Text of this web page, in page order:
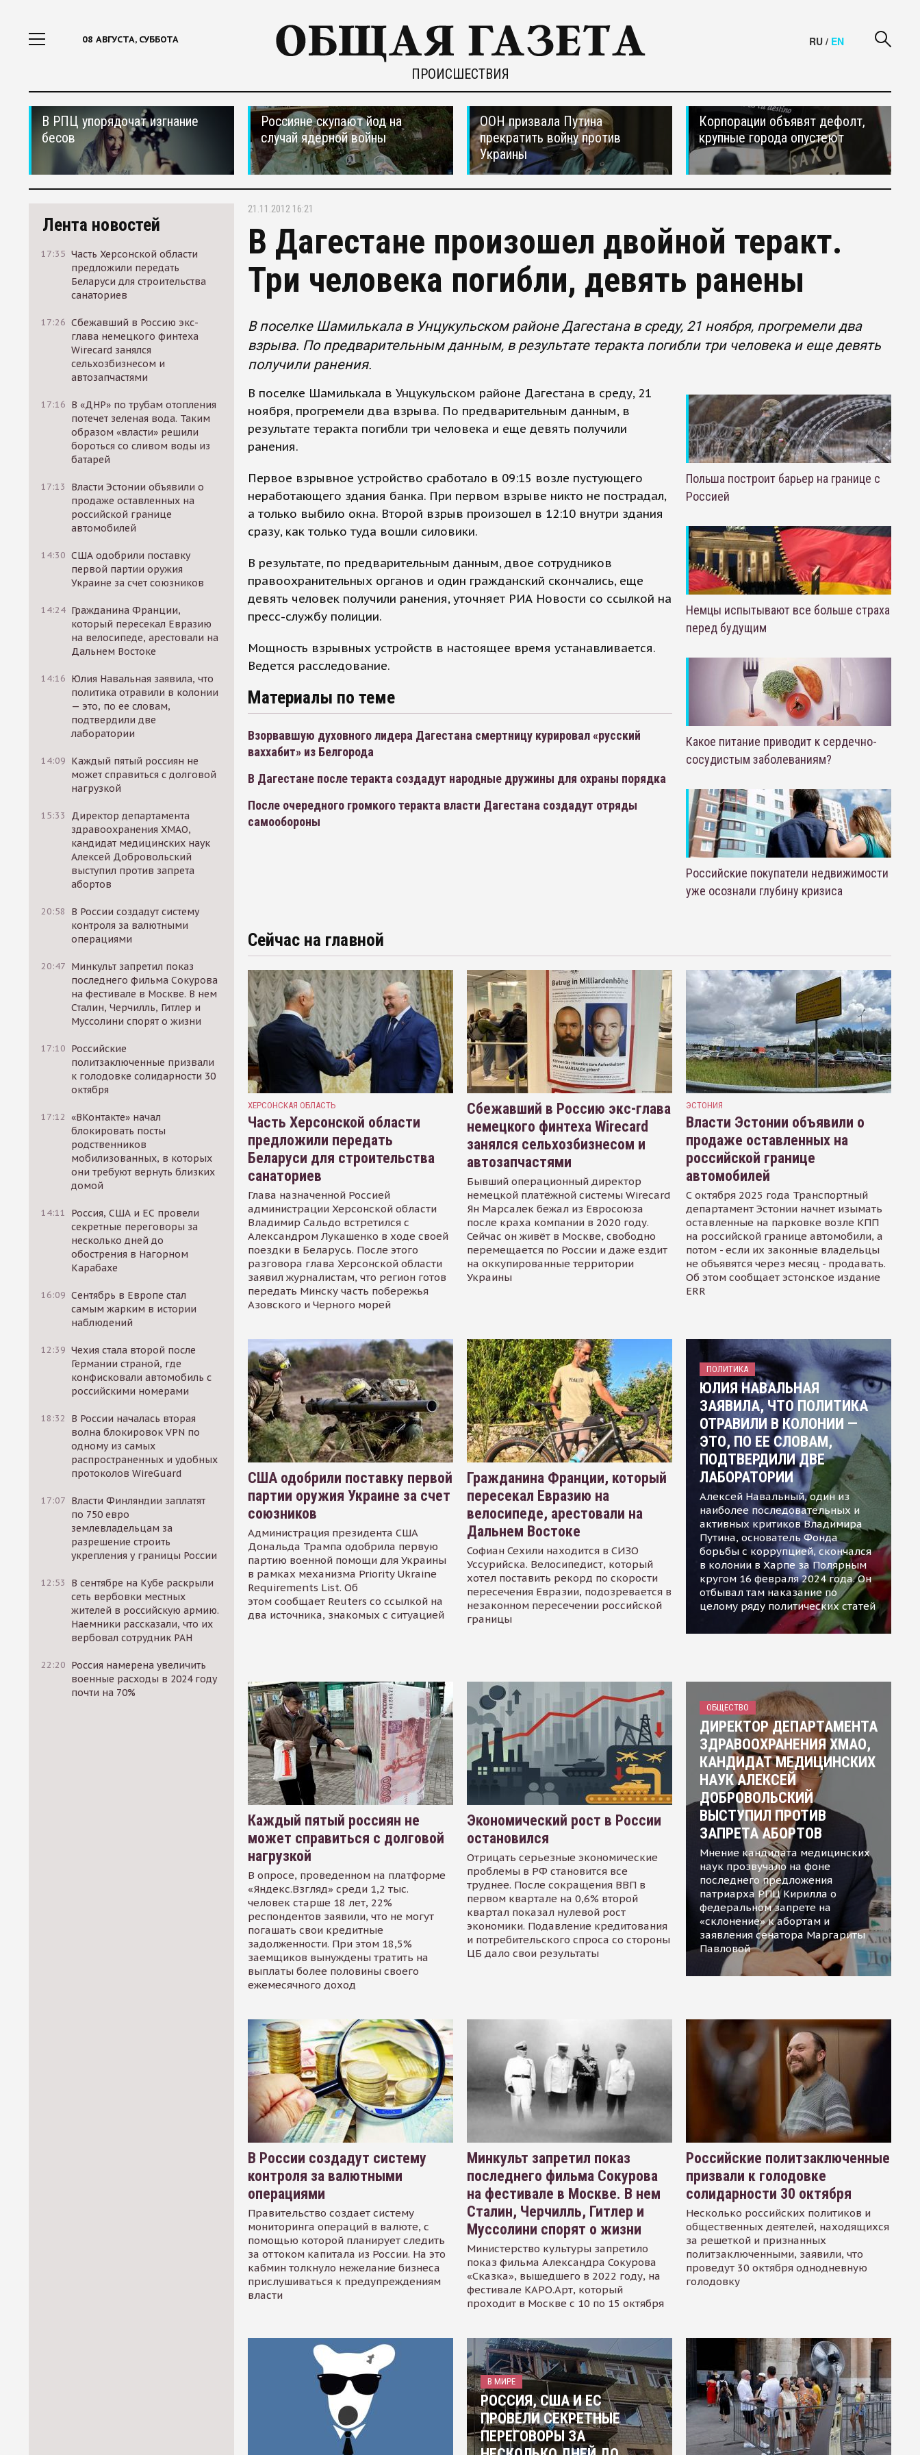
08 АВГУСТА, СУББОТА
ПРОИСШЕСТВИЯ
RU / EN
В РПЦ упорядочат изгнание
бесов
Россияне скупают йод на
случай ядерной войны
ООН призвала Путина
прекратить войну против
Украины
Корпорации объявят дефолт,
крупные города опустеют
Лента новостей
17:35 Часть Херсонской области
предложили передать
Беларуси для строительства
санаториев
17:26 Сбежавший в Россию экс-
глава немецкого финтеха
Wirecard занялся
сельхозбизнесом и
автозапчастями
17:16 В «ДНР» по трубам отопления
потечет зеленая вода. Таким
образом «власти» решили
бороться со сливом воды из
батарей
17:13
Власти Эстонии объявили о
продаже оставленных на
российской границе
автомобилей
14:30 США одобрили поставку
первой партии оружия
Украине за счет союзников
14:24 Гражданина Франции,
который пересекал Евразию
на велосипеде, арестовали на
Дальнем Востоке
14:16 Юлия Навальная заявила, что
политика отравили в колонии
— это, по ее словам,
подтвердили две
лаборатории
14:09 Каждый пятый россиян не
может справиться с долговой
нагрузкой
15:33
Директор департамента
здравоохранения ХМАО,
кандидат медицинских наук
Алексей Добровольский
выступил против запрета
абортов
20:58
В России создадут систему
контроля за валютными
операциями
20:47 Минкульт запретил показ
последнего фильма Сокурова
на фестивале в Москве. В нем
Сталин, Черчилль, Гитлер и
Муссолини спорят о жизни
17:10 Российские
политзаключенные призвали
к голодовке солидарности 30
октября
17:12 «ВКонтакте» начал
блокировать посты
родственников
мобилизованных, в которых
они требуют вернуть близких
домой
14:11
Россия, США и ЕС провели
секретные переговоры за
несколько дней до
обострения в Нагорном
Карабахе
16:09 Сентябрь в Европе стал
самым жарким в истории
наблюдений
12:39 Чехия стала второй после
Германии страной, где
конфисковали автомобиль с
российскими номерами
18:32
В России началась вторая
волна блокировок VPN по
одному из самых
распространенных и удобных
протоколов WireGuard
17:07 Власти Финляндии заплатят
по 750 евро
землевладельцам за
разрешение строить
укрепления у границы России
12:53
В сентябре на Кубе раскрыли
сеть вербовки местных
жителей в российскую армию.
Наемники рассказали, что их
вербовал сотрудник РАН
22:20 Россия намерена увеличить
военные расходы в 2024 году
почти на 70%
21.11.2012 16:21
В Дагестане произошел двойной теракт.
Три человека погибли, девять ранены
В поселке Шамилькала в Унцукульском районе Дагестана в среду, 21 ноября, прогремели два
взрыва. По предварительным данным, в результате теракта погибли три человека и еще девять
получили ранения.
В поселке Шамилькала в Унцукульском районе Дагестана в среду, 21
ноября, прогремели два взрыва. По предварительным данным, в
результате теракта погибли три человека и еще девять получили
ранения.
Первое взрывное устройство сработало в 09:15 возле пустующего
неработающего здания банка. При первом взрыве никто не пострадал,
а только выбило окна. Второй взрыв произошел в 12:10 внутри здания
сразу, как только туда вошли силовики.
В результате, по предварительным данным, двое сотрудников
правоохранительных органов и один гражданский скончались, еще
девять человек получили ранения, уточняет РИА Новости со ссылкой на
пресс-службу полиции.
Мощность взрывных устройств в настоящее время устанавливается.
Ведется расследование.
Материалы по теме
Взорвавшую духовного лидера Дагестана смертницу курировал «русский
ваххабит» из Белгорода
В Дагестане после теракта создадут народные дружины для охраны порядка
После очередного громкого теракта власти Дагестана создадут отряды
самообороны
Польша построит барьер на границе с
Россией
Немцы испытывают все больше страха
перед будущим
Какое питание приводит к сердечно-
сосудистым заболеваниям?
Российские покупатели недвижимости
уже осознали глубину кризиса
Сейчас на главной
ХЕРСОНСКАЯ ОБЛАСТЬ
Часть Херсонской области
предложили передать
Беларуси для строительства
санаториев
Глава назначенной Россией
администрации Херсонской области
Владимир Сальдо встретился с
Александром Лукашенко в ходе своей
поездки в Беларусь. После этого
разговора глава Херсонской области
заявил журналистам, что регион готов
передать Минску часть побережья
Азовского и Черного морей
Сбежавший в Россию экс-глава
немецкого финтеха Wirecard
занялся сельхозбизнесом и
автозапчастями
Бывший операционный директор
немецкой платёжной системы Wirecard
Ян Марсалек бежал из Евросоюза
после краха компании в 2020 году.
Сейчас он живёт в Москве, свободно
перемещается по России и даже ездит
на оккупированные территории
Украины
ЭСТОНИЯ
Власти Эстонии объявили о
продаже оставленных на
российской границе
автомобилей
С октября 2025 года Транспортный
департамент Эстонии начнет изымать
оставленные на парковке возле КПП
на российской границе автомобили, а
потом - если их законные владельцы
не объявятся через месяц - продавать.
Об этом сообщает эстонское издание
ERR
США одобрили поставку первой
партии оружия Украине за счет
союзников
Администрация президента США
Дональда Трампа одобрила первую
партию военной помощи для Украины
в рамках механизма Priority Ukraine
Requirements List. Об
этом сообщает Reuters со ссылкой на
два источника, знакомых с ситуацией
Гражданина Франции, который
пересекал Евразию на
велосипеде, арестовали на
Дальнем Востоке
Софиан Сехили находится в СИЗО
Уссурийска. Велосипедист, который
хотел поставить рекорд по скорости
пересечения Евразии, подозревается в
незаконном пересечении российской
границы
ПОЛИТИКА
ЮЛИЯ НАВАЛЬНАЯ
ЗАЯВИЛА, ЧТО ПОЛИТИКА
ОТРАВИЛИ В КОЛОНИИ —
ЭТО, ПО ЕЕ СЛОВАМ,
ПОДТВЕРДИЛИ ДВЕ
ЛАБОРАТОРИИ
Алексей Навальный, один из
наиболее последовательных и
активных критиков Владимира
Путина, основатель Фонда
борьбы с коррупцией, скончался
в колонии в Харпе за Полярным
кругом 16 февраля 2024 года. Он
отбывал там наказание по
целому ряду политических статей
Каждый пятый россиян не
может справиться с долговой
нагрузкой
В опросе, проведенном на платформе
«Яндекс.Взгляд» среди 1,2 тыс.
человек старше 18 лет, 22%
респондентов заявили, что не могут
погашать свои кредитные
задолженности. При этом 18,5%
заемщиков вынуждены тратить на
выплаты более половины своего
ежемесячного доход
Экономический рост в России
остановился
Отрицать серьезные экономические
проблемы в РФ становится все
труднее. После сокращения ВВП в
первом квартале на 0,6% второй
квартал показал нулевой рост
экономики. Подавление кредитования
и потребительского спроса со стороны
ЦБ дало свои результаты
ОБЩЕСТВО
ДИРЕКТОР ДЕПАРТАМЕНТА
ЗДРАВООХРАНЕНИЯ ХМАО,
КАНДИДАТ МЕДИЦИНСКИХ
НАУК АЛЕКСЕЙ
ДОБРОВОЛЬСКИЙ
ВЫСТУПИЛ ПРОТИВ
ЗАПРЕТА АБОРТОВ
Мнение кандидата медицинских
наук прозвучало на фоне
последнего предложения
патриарха РПЦ Кирилла о
федеральном запрете на
«склонение» к абортам и
заявления сенатора Маргариты
Павловой
В России создадут систему
контроля за валютными
операциями
Правительство создает систему
мониторинга операций в валюте, с
помощью которой планирует следить
за оттоком капитала из России. На это
кабмин толкнуло нежелание бизнеса
прислушиваться к предупреждениям
власти
Минкульт запретил показ
последнего фильма Сокурова
на фестивале в Москве. В нем
Сталин, Черчилль, Гитлер и
Муссолини спорят о жизни
Министерство культуры запретило
показ фильма Александра Сокурова
«Сказка», вышедшего в 2022 году, на
фестивале КАРО.Арт, который
проходит в Москве с 10 по 15 октября
Российские политзаключенные
призвали к голодовке
солидарности 30 октября
Несколько российских политиков и
общественных деятелей, находящихся
за решеткой и признанных
политзаключенными, заявили, что
проведут 30 октября однодневную
голодовку
В МИРЕ
РОССИЯ, США И ЕС
ПРОВЕЛИ СЕКРЕТНЫЕ
ПЕРЕГОВОРЫ ЗА